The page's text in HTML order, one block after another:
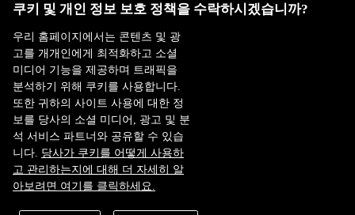
3층TEL : 042-341-0401
Copyright 2025 SIIS. All rights reserved.
FAMILY SITE
Satrec Initiative
SI Analytics
ISO 9001:2015
쿠키 및 개인 정보 보호 정책을 수락하시겠습니까?
우리 홈페이지에서는 콘텐츠 및 광
고를 개개인에게 최적화하고 소셜
미디어 기능을 제공하며 트래픽을
분석하기 위해 쿠키를 사용합니다.
또한 귀하의 사이트 사용에 대한 정
보를 당사의 소셜 미디어, 광고 및 분
석 서비스 파트너와 공유할 수 있습
니다. 당사가 쿠키를 어떻게 사용하
고 관리하는지에 대해 더 자세히 알
아보려면 여기를 클릭하세요.